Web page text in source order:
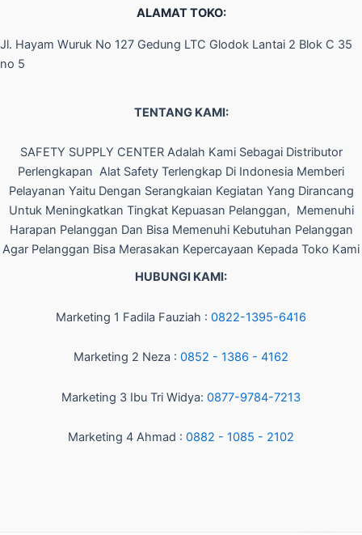
ALAMAT TOKO:
Jl. Hayam Wuruk No 127 Gedung LTC Glodok Lantai 2 Blok C 35
no 5
TENTANG KAMI:
SAFETY SUPPLY CENTER Adalah Kami Sebagai Distributor
Perlengkapan Alat Safety Terlengkap Di Indonesia Memberi
Pelayanan Yaitu Dengan Serangkaian Kegiatan Yang Dirancang
Untuk Meningkatkan Tingkat Kepuasan Pelanggan, Memenuhi
Harapan Pelanggan Dan Bisa Memenuhi Kebutuhan Pelanggan
Agar Pelanggan Bisa Merasakan Kepercayaan Kepada Toko Kami
HUBUNGI KAMI:
Marketing 1 Fadila Fauziah : 0822-1395-6416
Marketing 2 Neza : 0852 - 1386 - 4162
Marketing 3 Ibu Tri Widya: 0877-9784-7213
Marketing 4 Ahmad : 0882 - 1085 - 2102